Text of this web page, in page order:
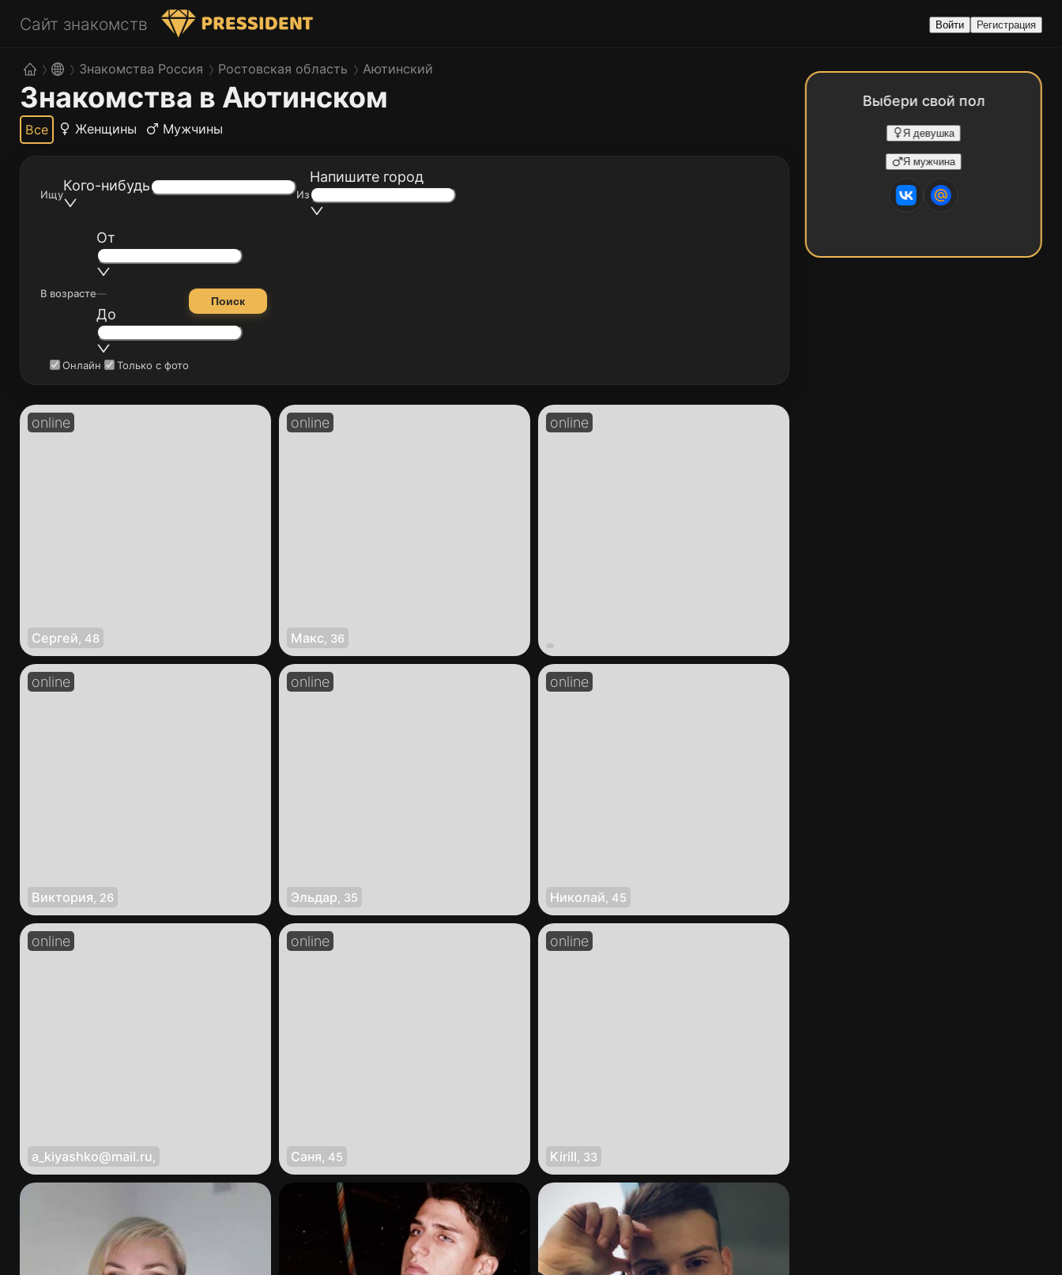
Сайт знакомств Войти Регистрация
Знакомства Россия Ростовская область Аютинский
Знакомства в Аютинском
Все Женщины Мужчины
Ищу
Кого-нибудь
Из
Напишите город
В возрасте
От
—
До
Онлайн Только с фото
Поиск
Сергей, 48 Макс, 36
Виктория, 26 Эльдар, 35 Николай, 45
a_kiyashko@mail.ru, Саня, 45 Kirill, 33
Выбери свой пол
Я девушка
Я мужчина